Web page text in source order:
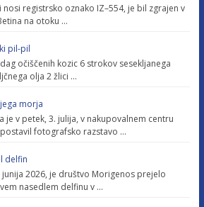
nosi registrsko oznako IZ–554, je bil zgrajen v
na otoku …
pil-pil
očiščenih kozic 6 strokov sesekljanega
olja 2 žlici …
morja
je v petek, 3. julija, v nakupovalnem centru
fotografsko razstavo …
delfin
junija 2026, je društvo Morigenos prejelo
nasedlem delfinu v …